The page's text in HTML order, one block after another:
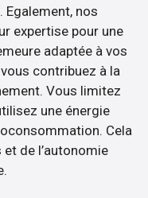
nos
expertise pour une
adaptée à vos
contribuez à la
Vous limitez
une énergie
Cela
de l’autonomie